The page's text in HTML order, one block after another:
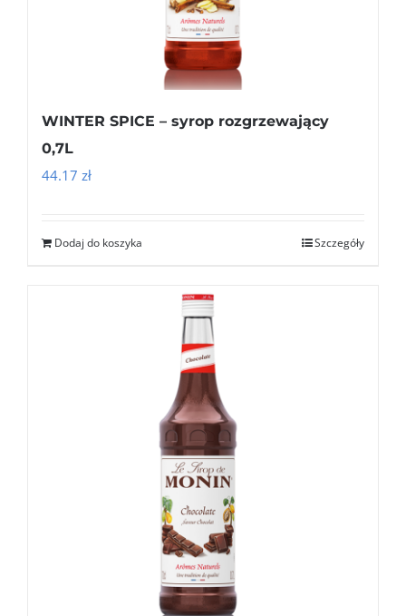
WINTER SPICE – syrop rozgrzewający
0,7L
44.17 zł
Dodaj do koszyka Szczegóły